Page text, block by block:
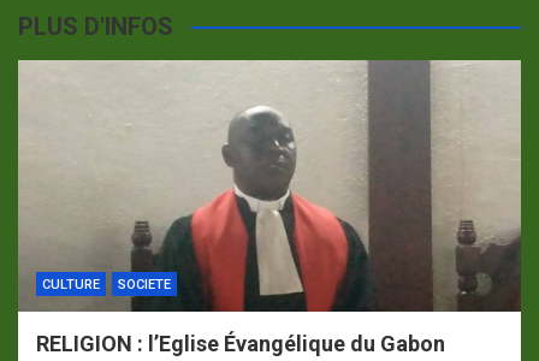
PLUS D'INFOS
CULTURE SOCIETE
RELIGION : l’Eglise Évangélique du Gabon